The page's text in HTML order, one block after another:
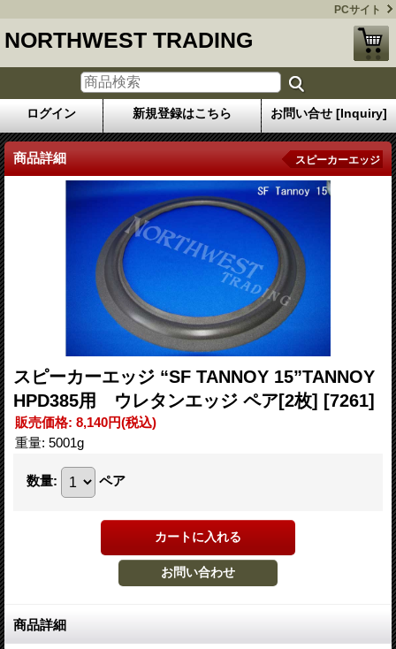
PCサイト
NORTHWEST TRADING
ログイン 新規登録はこちら お問い合せ [Inquiry]
商品詳細 スピーカーエッジ
スピーカーエッジ “SF TANNOY 15”TANNOY
HPD385用 ウレタンエッジ ペア[2枚] [7261]
販売価格: 8,140円(税込)
重量: 5001g
数量: ペア
商品詳細